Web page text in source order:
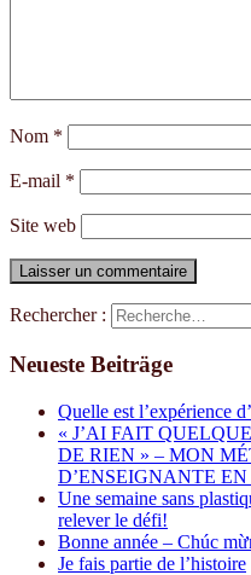
Nom *
E-mail *
Site web
Rechercher :
Neueste Beiträge
Quelle est l’expérience
« J’AI FAIT
DE RIEN » – MON
D’ENSEIGNANTE
Une semaine sans
relever le défi!
Bonne année – Chúc
Je fais partie de l’histoire